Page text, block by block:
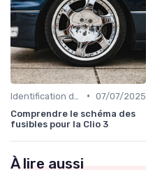
• 07/07/2025
Comprendre le schéma des
fusibles pour la Clio 3
À lire aussi